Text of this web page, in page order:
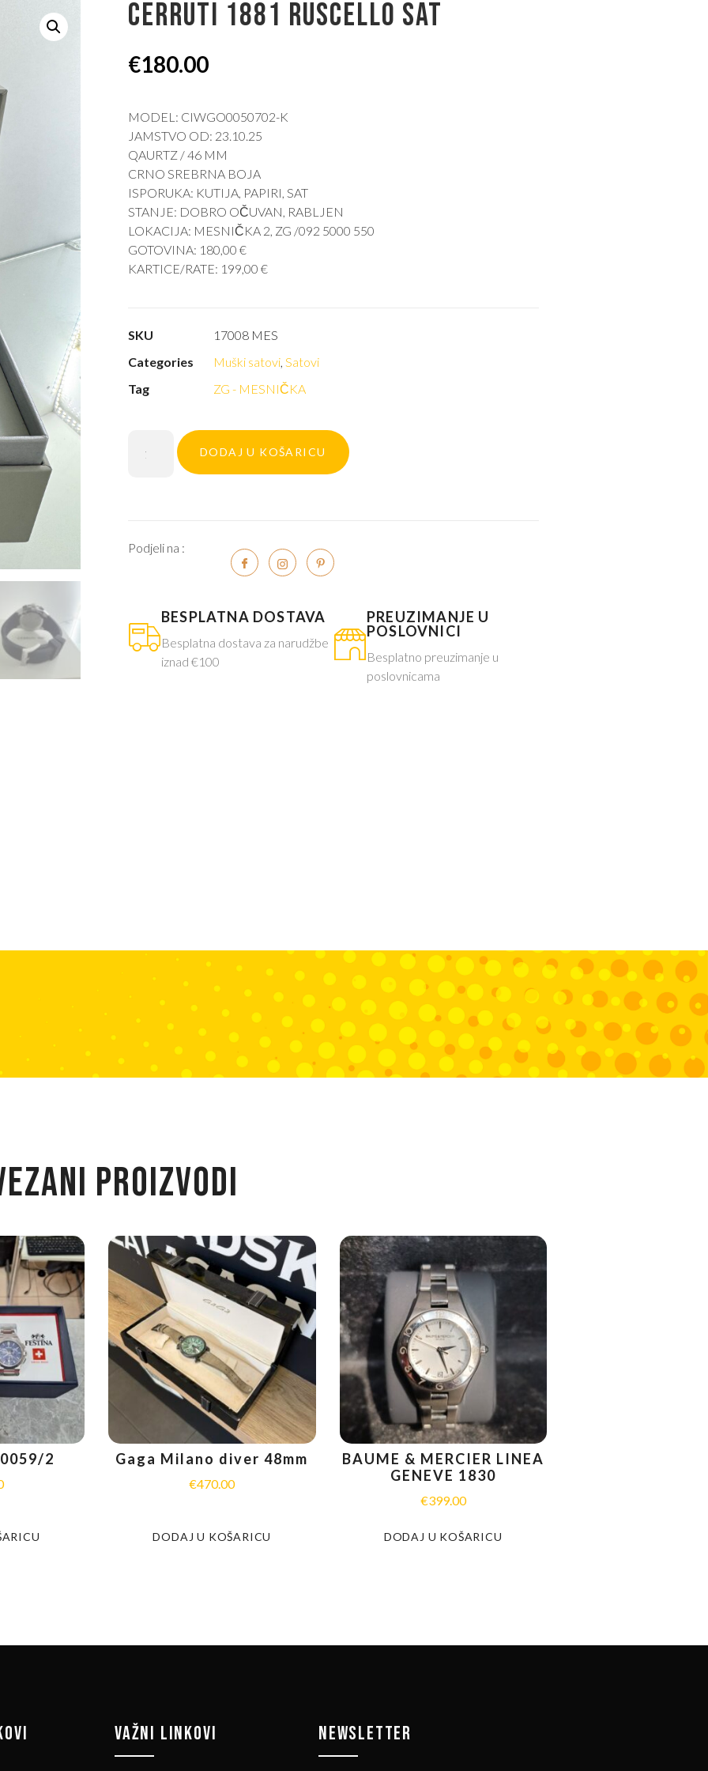
CERRUTI 1881 RUSCELLO SAT
€180.00
MODEL: CIWGO0050702-K
JAMSTVO OD: 23.10.25
QAURTZ / 46 MM
CRNO SREBRNA BOJA
ISPORUKA: KUTIJA, PAPIRI, SAT
STANJE: DOBRO OČUVAN, RABLJEN
LOKACIJA: MESNIČKA 2, ZG /092 5000 550
GOTOVINA: 180,00 €
KARTICE/RATE: 199,00 €
SKU
17008 MES
Categories
Muški satovi Satovi
Tag
ZG - MESNIČKA
DODAJ U KOŠARICU
Podjeli na :
BESPLATNA DOSTAVA
Besplatna dostava za narudžbe
iznad €100
PREUZIMANJE U
POSLOVNICI
Besplatno preuzimanje u
poslovnicama
PROIZVODI
2 Gaga Milano diver 48mm
€470.00
DODAJ U KOŠARICU
BAUME & MERCIER LINEA
GENEVE 1830
€399.00
DODAJ U KOŠARICU
VAŽNI LINKOVI NEWSLETTER